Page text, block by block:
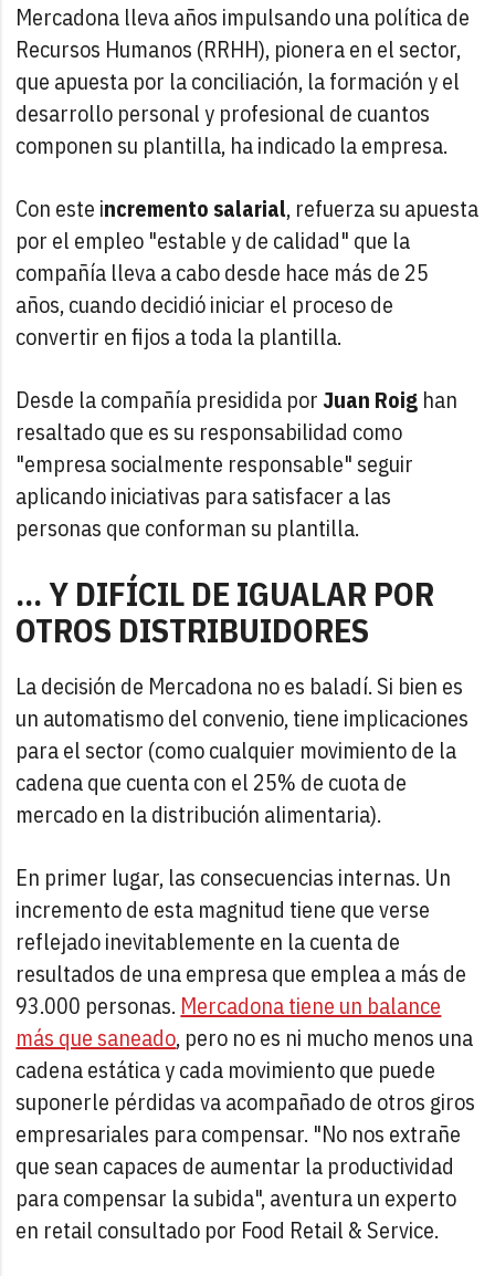
Mercadona lleva años impulsando una política de
Recursos Humanos (RRHH), pionera en el sector,
que apuesta por la conciliación, la formación y el
desarrollo personal y profesional de cuantos
componen su plantilla, ha indicado la empresa.
Con este incremento salarial, refuerza su apuesta
por el empleo "estable y de calidad" que la
compañía lleva a cabo desde hace más de 25
años, cuando decidió iniciar el proceso de
convertir en fijos a toda la plantilla.
Desde la compañía presidida porJuan Roig han
resaltado que es su responsabilidad como
"empresa socialmente responsable" seguir
aplicando iniciativas para satisfacer a las
personas que conforman su plantilla.
... Y DIFÍCIL DE IGUALAR POR
OTROS DISTRIBUIDORES
La decisión de Mercadona no es baladí. Si bien es
un automatismo del convenio, tiene implicaciones
para el sector (como cualquier movimiento de la
cadena que cuenta con el 25% de cuota de
mercado en la distribución alimentaria).
En primer lugar, las consecuencias internas. Un
incremento de esta magnitud tiene que verse
reflejado inevitablemente en la cuenta de
resultados de una empresa que emplea a más de
93.000 personas. Mercadona tiene un balance
más que saneado, pero no es ni mucho menos una
cadena estática y cada movimiento que puede
suponerle pérdidas va acompañado de otros giros
empresariales para compensar. "No nos extrañe
que sean capaces de aumentar la productividad
para compensar la subida", aventura un experto
en retail consultado por Food Retail & Service.